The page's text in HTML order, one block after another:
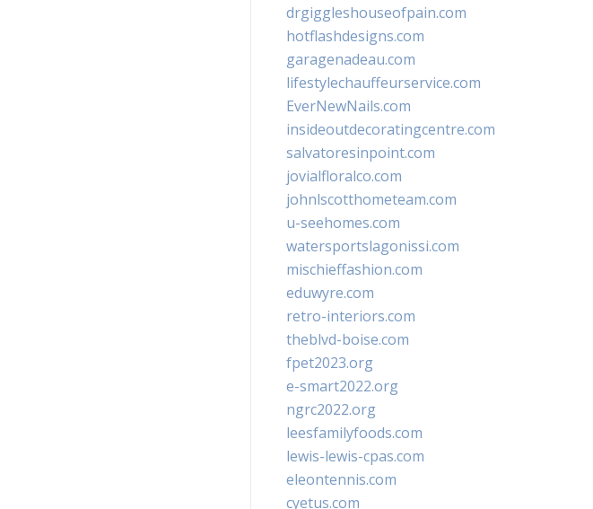
drgiggleshouseofpain.com
hotflashdesigns.com
garagenadeau.com
lifestylechauffeurservice.com
EverNewNails.com
insideoutdecoratingcentre.com
salvatoresinpoint.com
jovialfloralco.com
johnlscotthometeam.com
u-seehomes.com
watersportslagonissi.com
mischieffashion.com
eduwyre.com
retro-interiors.com
theblvd-boise.com
fpet2023.org
e-smart2022.org
ngrc2022.org
leesfamilyfoods.com
lewis-lewis-cpas.com
eleontennis.com
cyetus.com